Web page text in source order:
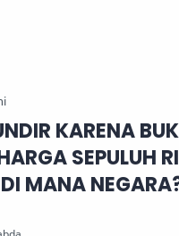
KARENA
SEPULUH
DI MANA